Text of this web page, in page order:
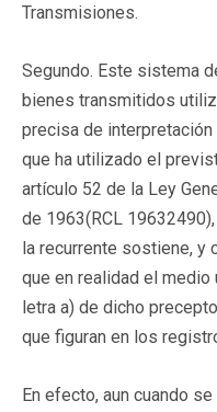
Transmisiones.
Segundo. Este sistema
bienes transmitidos
precisa de
que ha utilizado el
artículo 52 de la Ley
de 1963(RCL 19632490
la recurrente sostiene, y
que en realidad el
letra a) de dicho
que figuran en los
En efecto, aun cuando